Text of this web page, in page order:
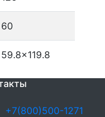
60
59.8x119.8
+7(800)500-1271